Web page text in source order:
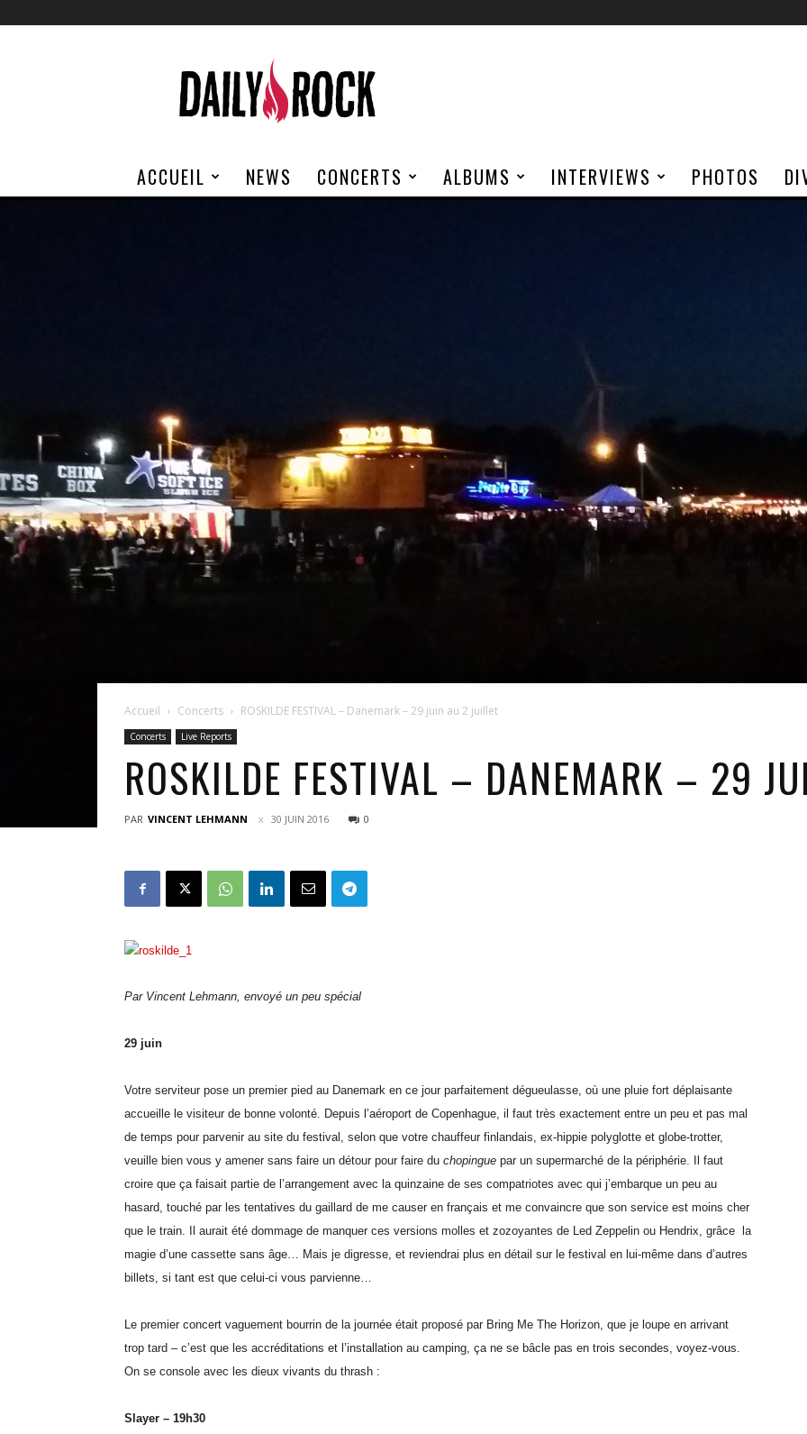
Rock
ACCUEIL NEWS CONCERTS ALBUMS INTERVIEWS PHOTOS
Accueil Concerts ROSKILDE FESTIVAL – Danemark – 29 juin au 2 juillet
Concerts Live Reports
ROSKILDE FESTIVAL – DANEMARK – 29
PAR VINCENT LEHMANN 30 JUIN 2016 0
Par Vincent Lehmann, envoyé un peu spécial
29 juin
Votre serviteur pose un premier pied au Danemark en ce jour parfaitement dégueulasse, où une pluie fort déplaisante
accueille le visiteur de bonne volonté. Depuis l’aéroport de Copenhague, il faut très exactement entre un peu et pas mal
de temps pour parvenir au site du festival, selon que votre chauffeur finlandais, ex-hippie polyglotte et globe-trotter,
veuille bien vous y amener sans faire un détour pour faire du chopingue par un supermarché de la périphérie. Il faut
croire que ça faisait partie de l’arrangement avec la quinzaine de ses compatriotes avec qui j’embarque un peu au
hasard, touché par les tentatives du gaillard de me causer en français et me convaincre que son service est moins cher
que le train. Il aurait été dommage de manquer ces versions molles et zozoyantes de Led Zeppelin ou Hendrix, grâce la
magie d’une cassette sans âge… Mais je digresse, et reviendrai plus en détail sur le festival en lui-même dans d’autres
billets, si tant est que celui-ci vous parvienne…
Le premier concert vaguement bourrin de la journée était proposé par Bring Me The Horizon, que je loupe en arrivant
trop tard – c’est que les accréditations et l’installation au camping, ça ne se bâcle pas en trois secondes, voyez-vous.
On se console avec les dieux vivants du thrash :
Slayer – 19h30